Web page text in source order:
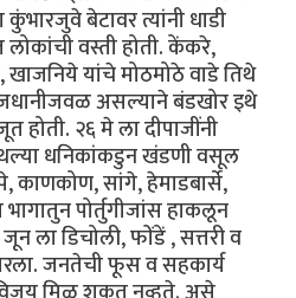
बेटावर त्यांनी धाडी
वस्ती होती. केंकरे,
यांचे मोठमोठे वाडे तिथे
असल्याने बंडखोर इथे
होती. २६ मे ला दीपाजींनी
धनिकांकडुन खंडणी वसूल
काणकोण, सांगे, हेमाडबार्से,
पोर्तुगीजांस हाकलून
ला डिचोली, फोंडें , सत्तरी व
जनतेची फूस व सहकार्य